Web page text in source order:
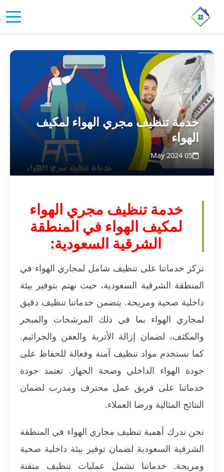
خدمة تنظيف مجري الهواء لمكيف
الهواء
05 May 2024
خدمة تنظيف مجري الهواء
لمكيف الهواء في المنطقة
الشرقية السعودية:
تركز خدماتنا على تنظيف شامل لمجاري الهواء في
المنطقة الشرقية السعودية، حيث نهتم بتوفير بيئة
داخلية صحية ومريحة. يتضمن خدماتنا تنظيف دقيق
لمجاري الهواء بما في ذلك المرشحات والمبخر
والمكثف، لضمان إزالة الأتربة والعفن والجراثيم.
كما نستخدم مواد تنظيف آمنة وفعالة للحفاظ على
جودة الهواء الداخلي وصحة الجهاز. تعتمد جودة
خدماتنا على فريق عمل محترف ومدرب لضمان
النتائج المثالية ورضا العملاء.
نحن ندرك أهمية تنظيف مجاري الهواء في المنطقة
الشرقية السعودية لضمان توفير بيئة داخلية صحية
ومريحة. خدماتنا تشمل عمليات تنظيف متقنة